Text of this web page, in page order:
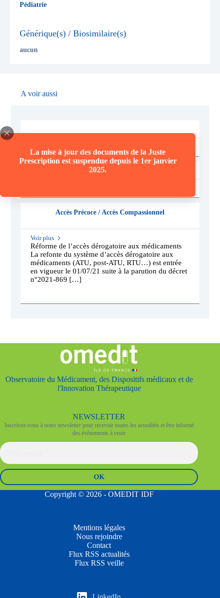
La mise à jour des documents de la Juste
Prescription est suspendue depuis le 1er janvier
2025.
Pédiatrie
Générique(s) / Biosimilaire(s)
aucun
A voir aussi
Accès Précoce / Accès Compassionnel
Voir plus
Réforme de l’accès dérogatoire aux médicaments
La refonte du système d’accès dérogatoire aux
médicaments (ATU, post-ATU, RTU…) est entrée
en vigueur le 01/07/21 suite à la parution du décret
n°2021-869 […]
Observatoire du Médicament, des Dispositifs médicaux et de
l'Innovation Thérapeutique
NEWSLETTER
Inscrivez-vous à notre newsletter pour recevoir toutes les actualités et être informé
des évènements à venir
Copyright © 2026 - OMEDIT IDF
Mentions légales
Nous rejoindre
Contact
Flux RSS actualités
Flux RSS veille